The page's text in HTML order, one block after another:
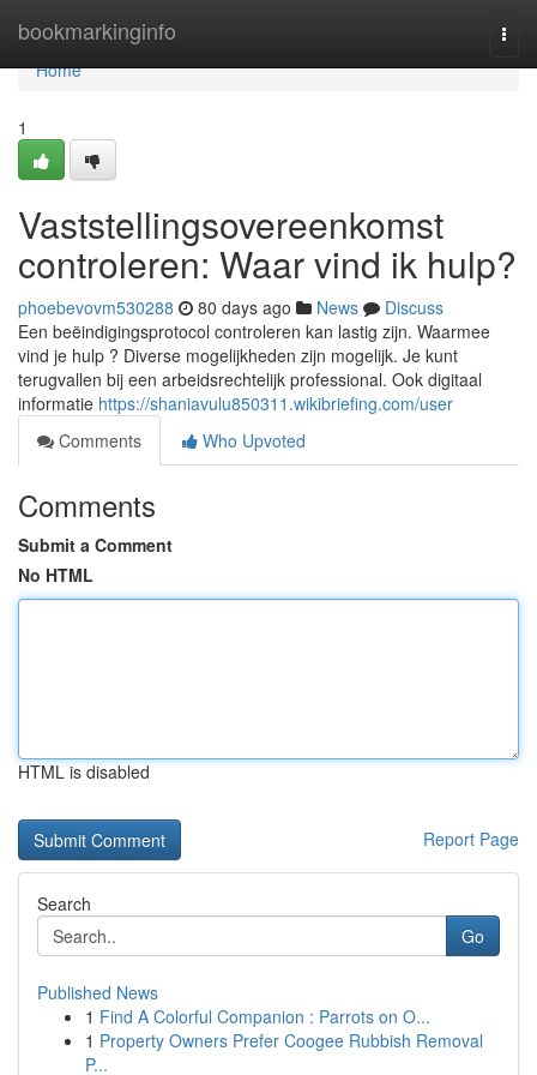
bookmarkinginfo
Home
Home
1
Vaststellingsovereenkomst
controleren: Waar vind ik hulp?
phoebevovm530288 80 days ago News
Discuss
Een beëindigingsprotocol controleren kan lastig zijn. Waarmee
vind je hulp ? Diverse mogelijkheden zijn mogelijk. Je kunt
terugvallen bij een arbeidsrechtelijk professional. Ook digitaal
informatie https://shaniavulu850311.wikibriefing.com/user
Comments
Who Upvoted
Comments
Submit a Comment
No HTML
HTML is disabled
Report Page
Search
Go
Published News
1 Find A Colorful Companion : Parrots on O...
1 Property Owners Prefer Coogee Rubbish Removal
P...